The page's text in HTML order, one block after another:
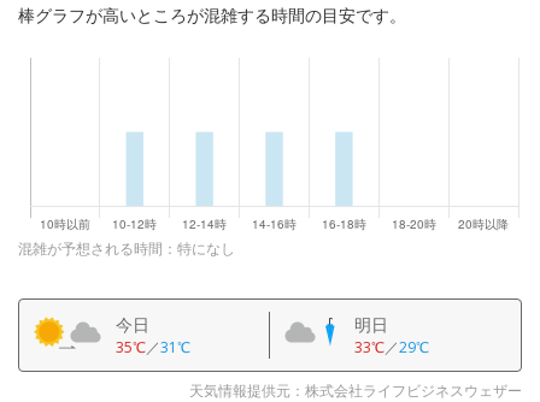
棒グラフが高いところが混雑する時間の目安です。
混雑が予想される時間：特になし
今日
35℃／31℃
明日
33℃／29℃
天気情報提供元：株式会社ライフビジネスウェザー